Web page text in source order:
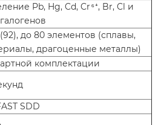
Pb, Hg, Cd, Cr⁶⁺, Br, Cl и
до 80 элементов (сплавы,
драгоценные металлы)
комплектации
SDD